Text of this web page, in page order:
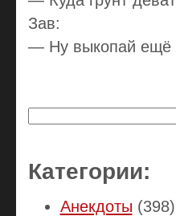
Зав:
— Ну выкопай ещё
Категории:
Анекдоты (398)